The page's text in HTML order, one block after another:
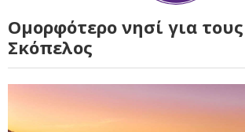
Ομορφότερo νησί για
Σκόπελος